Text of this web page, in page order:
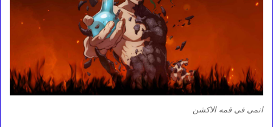
انمى فى قمه الاكشن